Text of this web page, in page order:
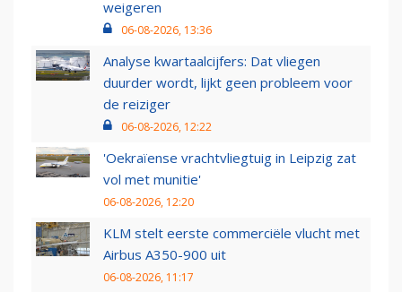
weigeren
06-08-2026, 13:36
Analyse kwartaalcijfers: Dat vliegen
duurder wordt, lijkt geen probleem voor
de reiziger
06-08-2026, 12:22
'Oekraïense vrachtvliegtuig in Leipzig zat
vol met munitie'
06-08-2026, 12:20
KLM stelt eerste commerciële vlucht met
Airbus A350-900 uit
06-08-2026, 11:17